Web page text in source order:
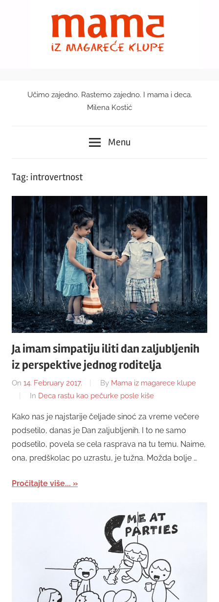
Mama
magareće
klupe
Učimo zajedno. Rastemo zajedno. I mama i deca.
Milena Kostić
Menu
Tag: introvertnost
Ja imam simpatiju iliti dan zaljubljenih
iz perspektive jednog roditelja
On 14. February 2017. By Mama iz magarece klupe
In Deca rastu kao pečurke posle kiše
Kako nas je najstarije čeljade sinoć za vreme večere
podsetilo, danas je Dan zaljubljenih. I to ne samo
podsetilo, povela se cela rasprava na tu temu. Naime,
ona, predškolac po uzrastu, je tužna. Možda bolje …
Pročitajte više...